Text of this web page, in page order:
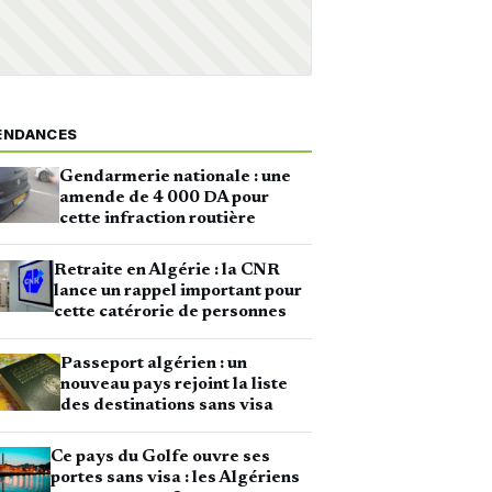
Gendarmerie nationale : une
amende de 4 000 DA pour
cette infraction routière
Retraite en Algérie : la CNR
lance un rappel important pour
cette catérorie de personnes
Passeport algérien : un
nouveau pays rejoint la liste
des destinations sans visa
Ce pays du Golfe ouvre ses
portes sans visa : les Algériens